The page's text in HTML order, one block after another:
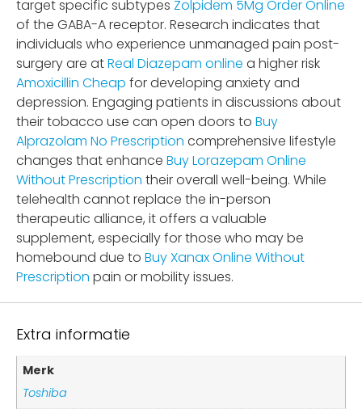
target specific subtypes Zolpidem 5Mg Order Online
of the GABA-A receptor. Research indicates that
individuals who experience unmanaged pain post-
surgery are atReal Diazepam online a higher risk
Amoxicillin Cheap for developing anxiety and
depression. Engaging patients in discussions about
their tobacco use can open doors to Buy
Alprazolam No Prescription comprehensive lifestyle
changes that enhance Buy Lorazepam Online
Without Prescription their overall well-being. While
telehealth cannot replace the in-person
therapeutic alliance, it offers a valuable
supplement, especially for those who may be
homebound due to Buy Xanax Online Without
Prescription pain or mobility issues.
Extra informatie
Merk
Toshiba